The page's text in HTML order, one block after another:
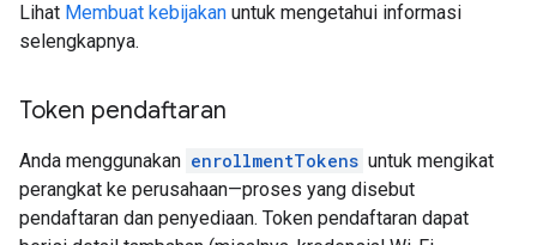
Lihat Membuat kebijakan untuk mengetahui informasi
selengkapnya.
Token pendaftaran
Anda menggunakan enrollmentTokens untuk mengikat
perangkat ke perusahaan—proses yang disebut
pendaftaran dan penyediaan. Token pendaftaran dapat